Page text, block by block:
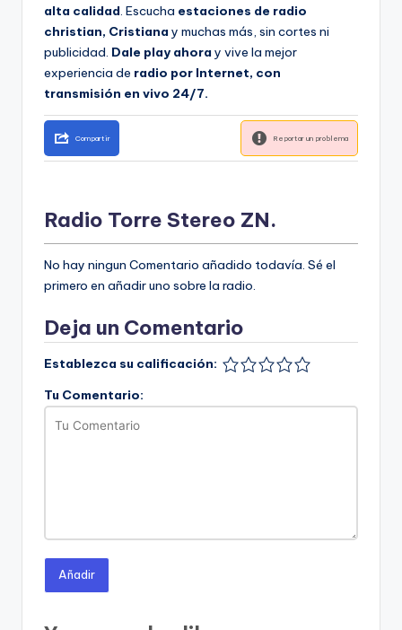
alta calidad. Escucha estaciones de radio
christian, Cristiana y muchas más, sin cortes ni
publicidad. Dale play ahora y vive la mejor
experiencia de radio por Internet, con
transmisión en vivo 24/7.
Compartir Reportar un problema
Radio Torre Stereo ZN.
No hay ningun Comentario añadido todavía. Sé el
primero en añadir uno sobre la radio.
Deja un Comentario
Establezca su calificación:
Tu Comentario:
Añadir